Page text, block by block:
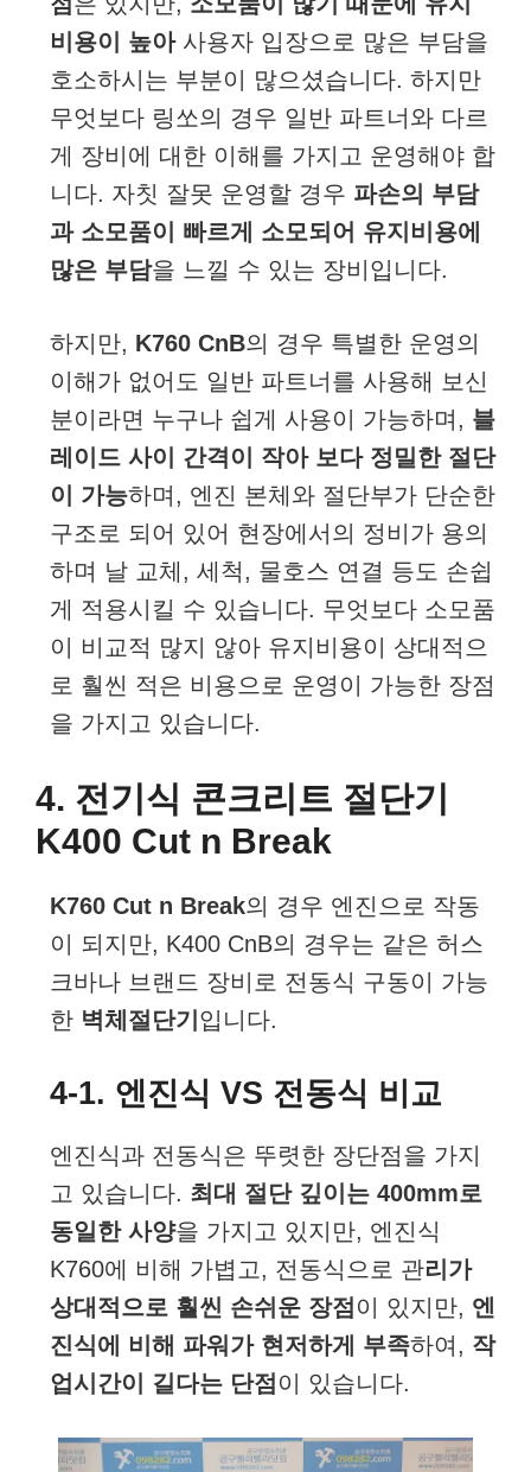
비용이 높아사용자 입장으로 많은 부담을
호소하시는 부분이 많으셨습니다. 하지만
무엇보다 링쏘의 경우 일반 파트너와 다르
게 장비에 대한 이해를 가지고 운영해야 합
니다. 자칫 잘못 운영할 경우 파손의 부담
과 소모품이 빠르게 소모되어 유지비용에
많은 부담을 느낄 수 있는 장비입니다.
하지만, K760 CnB의 경우 특별한 운영의
이해가 없어도 일반 파트너를 사용해 보신
분이라면 누구나 쉽게 사용이 가능하며, 블
레이드 사이 간격이 작아 보다 정밀한 절단
이 가능하며, 엔진 본체와 절단부가 단순한
구조로 되어 있어 현장에서의 정비가 용의
하며 날 교체, 세척, 물호스 연결 등도 손쉽
게 적용시킬 수 있습니다. 무엇보다 소모품
이 비교적 많지 않아 유지비용이 상대적으
로 훨씬 적은 비용으로 운영이 가능한 장점
을 가지고 있습니다.
4. 전기식 콘크리트 절단기
K400 Cut n Break
K760 Cut n Break의 경우 엔진으로 작동
이 되지만, K400 CnB의 경우는 같은 허스
크바나 브랜드 장비로 전동식 구동이 가능
한 벽체절단기 입니다.
4-1. 엔진식 VS 전동식 비교
엔진식과 전동식은 뚜렷한 장단점을 가지
고 있습니다. 최대 절단 깊이는 400mm로
동일한 사양을 가지고 있지만, 엔진식
K760에 비해 가볍고, 전동식으로 관리가
상대적으로 훨씬 손쉬운 장점 이 있지만, 엔
진식에 비해 파워가 현저하게 부족하여, 작
업시간이 길다는 단점 이 있습니다.